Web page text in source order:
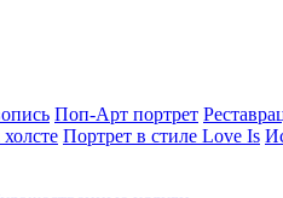
Поп-Арт портрет
Портрет в стиле Love Is